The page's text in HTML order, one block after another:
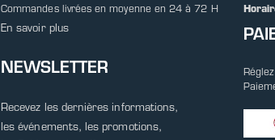
Commandes livrées en moyenne en 24 à 72 H
En savoir plus
NEWSLETTER
Recevez les dernières informations,
les événements, les promotions,